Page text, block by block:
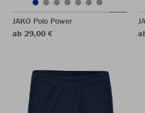
JAKO Polo Power
ab 29,00 €